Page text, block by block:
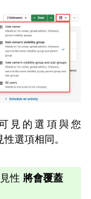
見的選項與您
選項相同。
性 將會覆蓋